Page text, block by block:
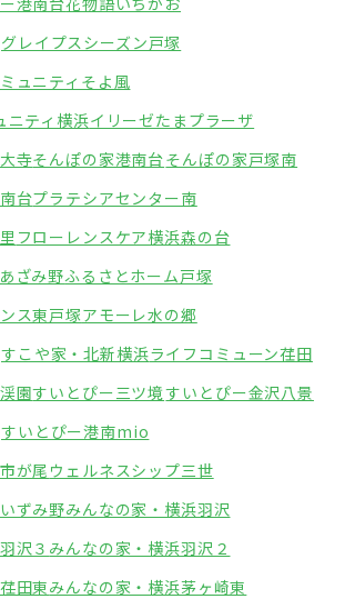
グレイプスシーズン戸塚
ュニティそよ風
ニティ横浜イリーゼたまプラーザ
寺そんぽの家港南台そんぽの家戸塚南
台プラテシアセンター南
フローレンスケア横浜森の台
ざみ野ふるさとホーム戸塚
ス東戸塚アモーレ水の郷
すこや家・北新横浜ライフコミューン荏田
園すいとぴー三ツ境すいとぴー金沢八景
すいとぴー港南mio
が尾 ウェルネスシップ三世
ずみ野みんなの家・横浜羽沢
沢３ みんなの家・横浜羽沢２
田東みんなの家・横浜茅ヶ崎東